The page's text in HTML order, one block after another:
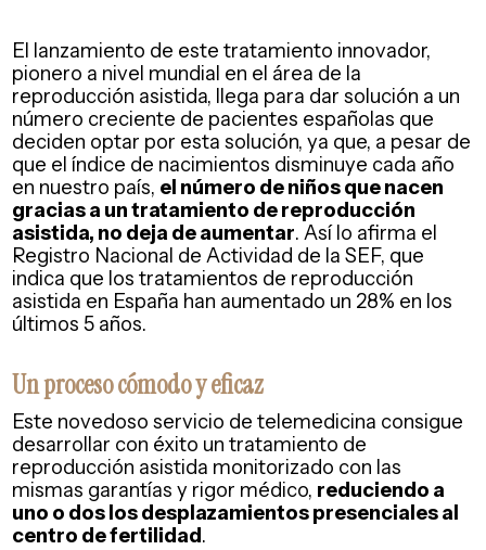
El lanzamiento de este tratamiento innovador,
pionero a nivel mundial en el área de la
reproducción asistida, llega para dar solución a un
número creciente de pacientes españolas que
deciden optar por esta solución, ya que, a pesar de
que el índice de nacimientos disminuye cada año
en nuestro país, el número de niños que nacen
gracias a un tratamiento de reproducción
asistida, no deja de aumentar. Así lo afirma el
Registro Nacional de Actividad de la SEF, que
indica que los tratamientos de reproducción
asistida en España han aumentado un 28% en los
últimos 5 años.
Un proceso cómodo y eficaz
Este novedoso servicio de telemedicina consigue
desarrollar con éxito un tratamiento de
reproducción asistida monitorizado con las
mismas garantías y rigor médico, reduciendo a
uno o dos los desplazamientos presenciales al
centro de fertilidad.